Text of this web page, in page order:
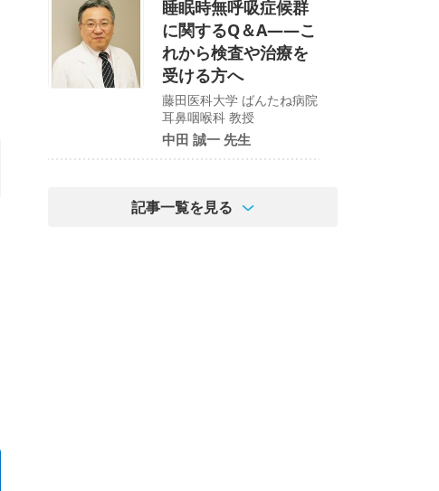
睡眠時無呼吸症候群
に関するQ＆A——こ
れから検査や治療を
受ける方へ
藤田医科大学 ばんたね病院
耳鼻咽喉科 教授
中田 誠一 先生
記事一覧を見る